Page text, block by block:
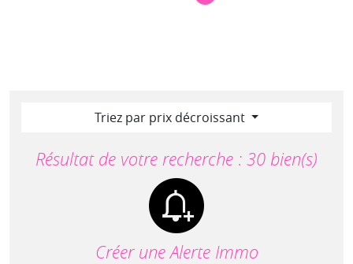
Triez par prix décroissant
Résultat de votre recherche : 30 bien(s)
Créer une Alerte Immo